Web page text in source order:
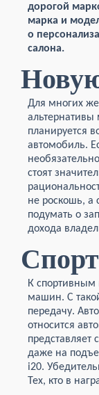
дорогой
марка и
о
салона.
Для многих
планируется
автомобиль.
стоят
не роскошь, а
подумать о
дохода
К спортивным
машин. С
передачу.
относится
представляет
даже на
i20.
Тех, кто в